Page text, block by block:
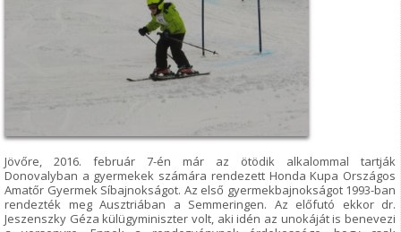
Jövőre, 2016. február 7-én már az ötödik alkalommal tartják
Donovalyban a gyermekek számára rendezett Honda Kupa Országos
Amatőr Gyermek Síbajnokságot. Az első gyermekbajnokságot 1993-ban
rendezték meg Ausztriában a Semmeringen. Az előfutó ekkor dr.
Jeszenszky Géza külügyminiszter volt, aki idén az unokáját is benevezi